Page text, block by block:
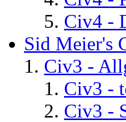
Civ4 -
Sid Meier's
Civ3 -
Civ3 -
Civ3 -